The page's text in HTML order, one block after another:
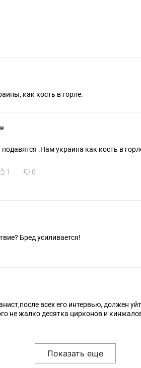
как кость в горле.
.Нам украина как кость в
1 0
Бред усиливается!
всех его интервью, должен
этого не жалко десятка цирконов и